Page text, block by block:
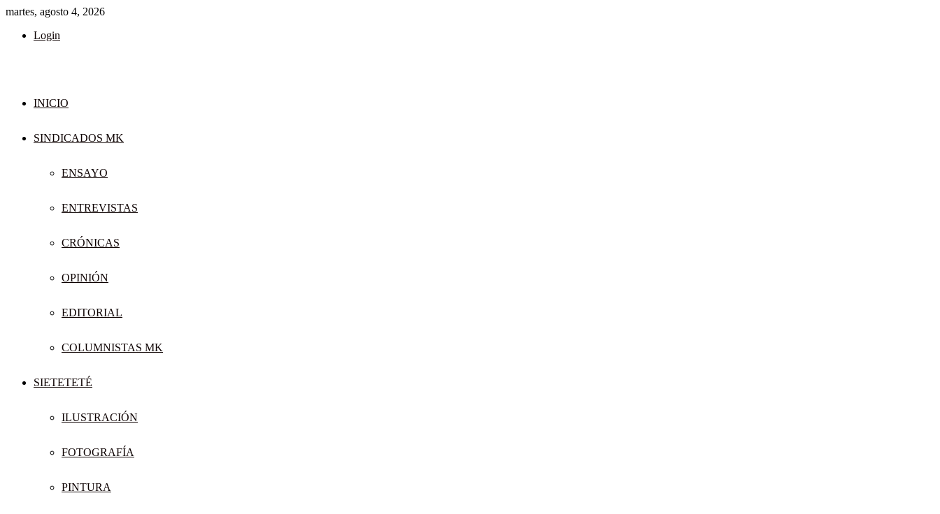
martes, agosto 4, 2026
Login
INICIO
SINDICADOS MK
ENSAYO
ENTREVISTAS
CRÓNICAS
OPINIÓN
EDITORIAL
COLUMNISTAS MK
SIETETETÉ
ILUSTRACIÓN
FOTOGRAFÍA
PINTURA